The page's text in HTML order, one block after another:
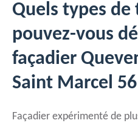
Quels types de
pouvez-vous
façadier
Saint Marcel
Façadier expérimenté de